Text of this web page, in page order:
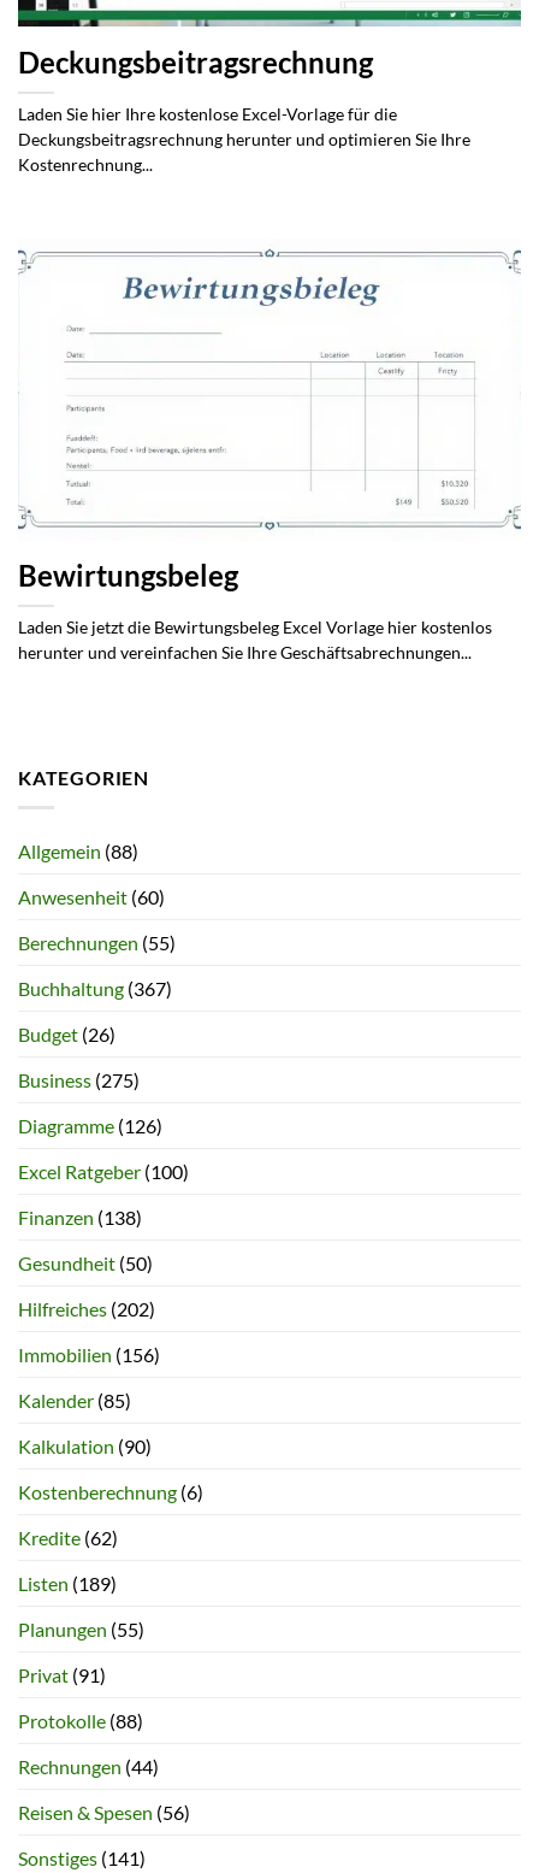
Deckungsbeitragsrechnung
Laden Sie hier Ihre kostenlose Excel-Vorlage für die
Deckungsbeitragsrechnung herunter und optimieren Sie Ihre
Kostenrechnung...
Bewirtungsbeleg
Laden Sie jetzt die Bewirtungsbeleg Excel Vorlage hier kostenlos
herunter und vereinfachen Sie Ihre Geschäftsabrechnungen...
KATEGORIEN
Allgemein (88)
Anwesenheit (60)
Berechnungen (55)
Buchhaltung (367)
Budget (26)
Business (275)
Diagramme (126)
Excel Ratgeber (100)
Finanzen (138)
Gesundheit (50)
Hilfreiches (202)
Immobilien (156)
Kalender (85)
Kalkulation (90)
Kostenberechnung (6)
Kredite (62)
Listen (189)
Planungen (55)
Privat (91)
Protokolle (88)
Rechnungen (44)
Reisen & Spesen (56)
Sonstiges (141)